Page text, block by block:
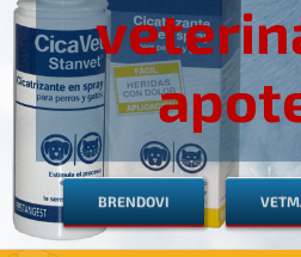
BRENDOVI